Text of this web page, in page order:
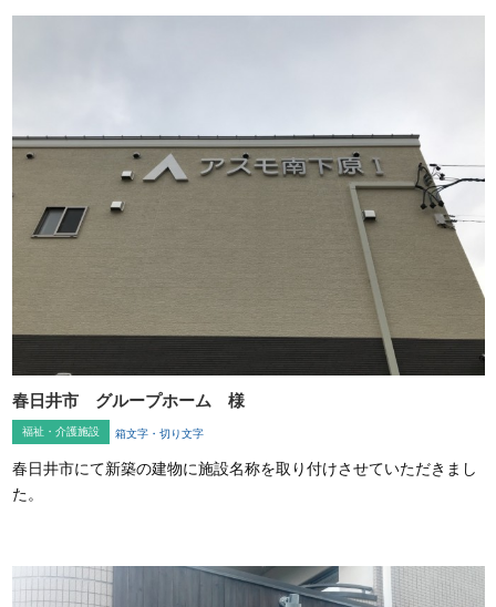
春日井市 グループホーム 様
福祉・介護施設 箱文字・切り文字
春日井市にて新築の建物に施設名称を取り付けさせていただきまし
た。